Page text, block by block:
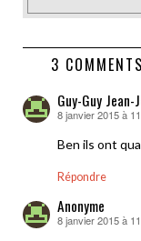
3 COMMENTS
Guy-Guy Jean-
dit :
8 janvier 2015 à
Ben ils ont
Répondre
Anonyme
dit :
8 janvier 2015 à